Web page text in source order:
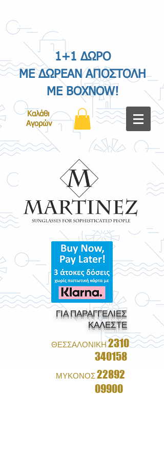
& ΔΩΡΕΑΝ ΑΠΟΣΤΟΛΗ ΜΕ
BOXNOW!
1+1 ΔΩΡΟ
ΜΕ ΔΩΡΕΑΝ ΑΠΟΣΤΟΛΗ
ΜΕ BOXNOW!
Καλάθι
Αγορών
ΓΙΑ ΠΑΡΑΓΓΕΛΙΕΣ
ΚΑΛΕΣΤΕ
ΘΕΣΣΑΛΟΝΙΚΗ2310
340158
ΜΥΚΟΝΟΣ22892
09900